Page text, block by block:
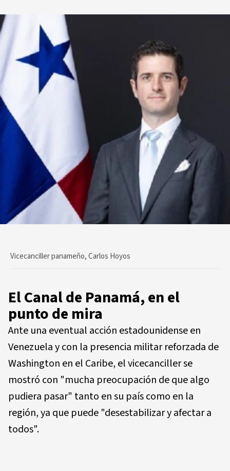
Vicecanciller panameño, Carlos Hoyos
El Canal de Panamá, en el
punto de mira
Ante una eventual acción estadounidense en
Venezuela y con la presencia militar reforzada de
Washington en el Caribe, el vicecanciller se
mostró con "mucha preocupación de que algo
pudiera pasar" tanto en su país como en la
región, ya que puede "desestabilizar y afectar a
todos".